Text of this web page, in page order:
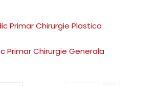
Primar Chirurgie Plastica
Primar Chirurgie Generala